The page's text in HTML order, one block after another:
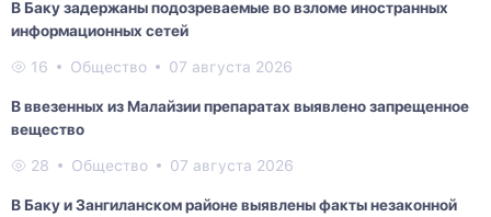
В Баку задержаны подозреваемые во взломе иностранных
информационных сетей
16 Общество 07 августа 2026
В ввезенных из Малайзии препаратах выявлено запрещенное
вещество
28 Общество 07 августа 2026
В Баку и Зангиланском районе выявлены факты незаконной